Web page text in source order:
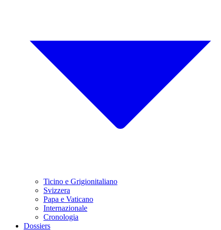
Ticino e Grigionitaliano
Svizzera
Papa e Vaticano
Internazionale
Cronologia
Dossiers